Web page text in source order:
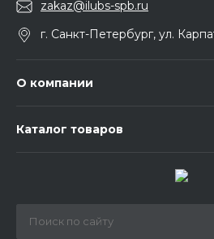
zakaz@ilubs-spb.ru
г. Санкт-Петербург, ул.
О компании
Каталог товаров